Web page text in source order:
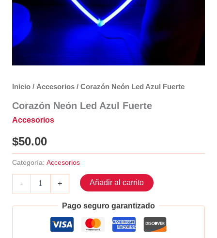
Inicio/ Accesorios/ Corazón Neón Led Azul Fuerte
Corazón Neón Led Azul Fuerte
Accesorios
$50.00
Categoría: Accesorios
-
Azul
+ Añadir al carrito
Pago seguro garantizado